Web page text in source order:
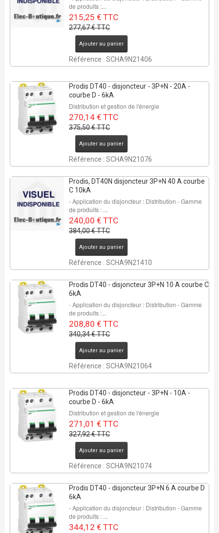
de produits :...
215,25 € TTC
277,67 € TTC
Ajouter au panier
Référence : SCHA9N21406
Prodis DT40 - disjoncteur - 3P+N - 20A -
courbe D - 6kA
Distribution et gestion de l'énergie
270,14 € TTC
375,50 € TTC
Ajouter au panier
Référence : SCHA9N21076
Prodis, DT40N disjoncteur 3P+N 40 A courbe
C 10kA
- Application du disjoncteur : Distribution - Gamme
de produits : ...
240,00 € TTC
384,00 € TTC
Ajouter au panier
Référence : SCHA9N21410
Prodis DT40 - disjoncteur 3P+N 10 A courbe C
6kA
- Application du disjoncteur : Distribution - Gamme
de produits :...
208,80 € TTC
340,34 € TTC
Ajouter au panier
Référence : SCHA9N21064
Prodis DT40 - disjoncteur - 3P+N - 10A -
courbe D - 6kA
Distribution et gestion de l'énergie
271,01 € TTC
327,92 € TTC
Ajouter au panier
Référence : SCHA9N21074
Prodis DT40 - disjoncteur 3P+N 6 A courbe D
6kA
- Application du disjoncteur : Distribution - Gamme
de produits : ...
344,12 € TTC